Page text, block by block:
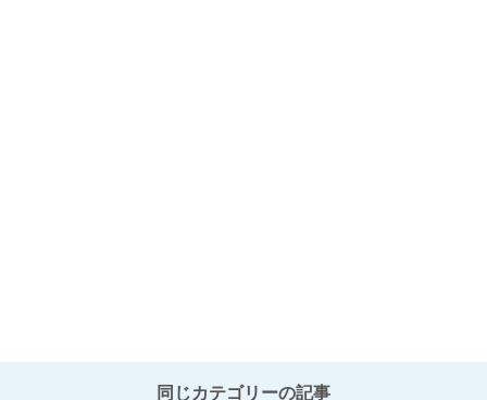
同じカテゴリーの記事